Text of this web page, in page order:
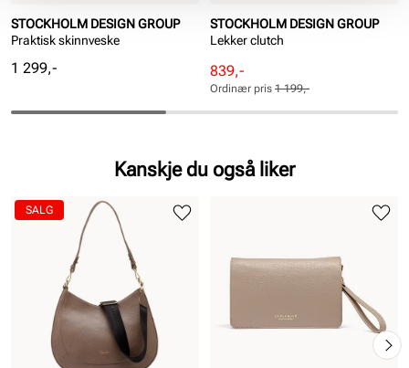
STOCKHOLM DESIGN GROUP
Praktisk skinnveske
Pris
1 299,-
STOCKHOLM DESIGN GROUP
Lekker clutch
Rabattert
pris
Pris
839,-
Ordinær
pris
Pris
Ordinær pris 1 199,-
Kanskje du også liker
SALG